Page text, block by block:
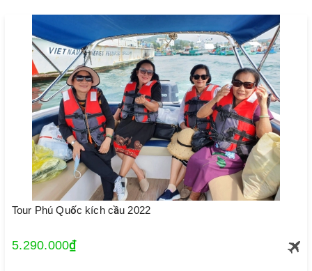
Tour Phú Quốc kích cầu 2022
5.290.000₫